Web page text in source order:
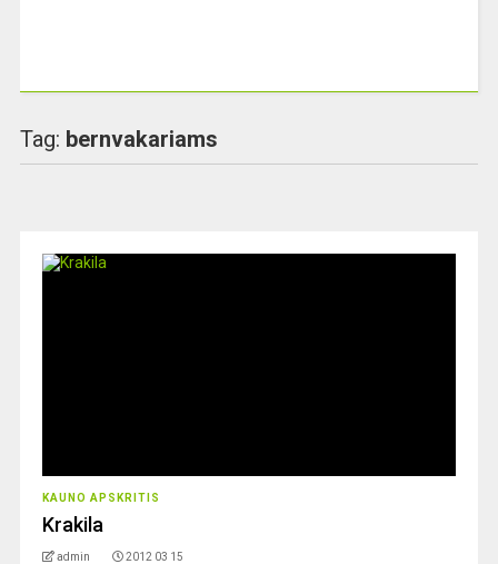
Tag: bernvakariams
KAUNO APSKRITIS
Krakila
admin 2012 03 15